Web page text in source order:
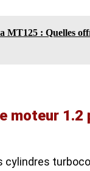
MT125 : Quelles
moteur 1.2
cylindres